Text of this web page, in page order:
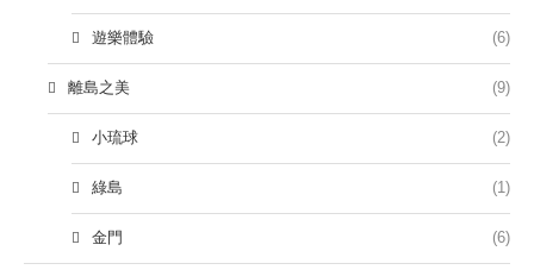
遊樂體驗 (6)
離島之美 (9)
小琉球 (2)
綠島 (1)
金門 (6)